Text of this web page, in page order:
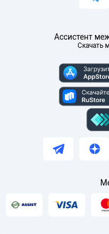
Ассистент
Скачать